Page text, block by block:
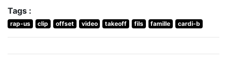
Tags :
rap-us clip offset video takeoff fils famille cardi-b